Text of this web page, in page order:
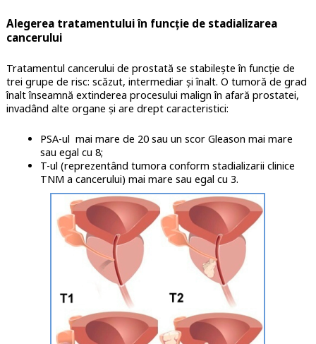
Alegerea tratamentului în funcție de stadializarea
cancerului
Tratamentul cancerului de prostată se stabilește în funcție de
trei grupe de risc: scăzut, intermediar și înalt. O tumoră de grad
înalt înseamnă extinderea procesului malign în afară prostatei,
invadând alte organe și are drept caracteristici:
PSA-ul mai mare de 20 sau un scor Gleason mai mare
sau egal cu 8;
T-ul (reprezentând tumora conform stadializarii clinice
TNM a cancerului) mai mare sau egal cu 3.